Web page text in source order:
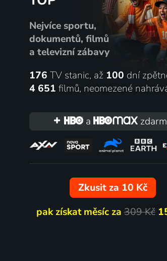
Nejvíce sportu,
dokumentů, filmů
a televizní zábavy
176 TV stanic, až 100 dní
4 651 filmů, neomezené
a
Zkusit za 10 Kč
pak získat měsíc za309 Kč